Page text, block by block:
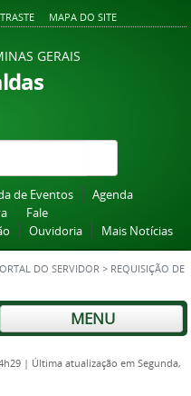
MAPA DO SITE
GERAIS
de Eventos
Agenda
Fale
Ouvidoria Mais Notícias
DO SERVIDOR > REQUISIÇÃO DE
MENU
| Última atualização em Segunda,